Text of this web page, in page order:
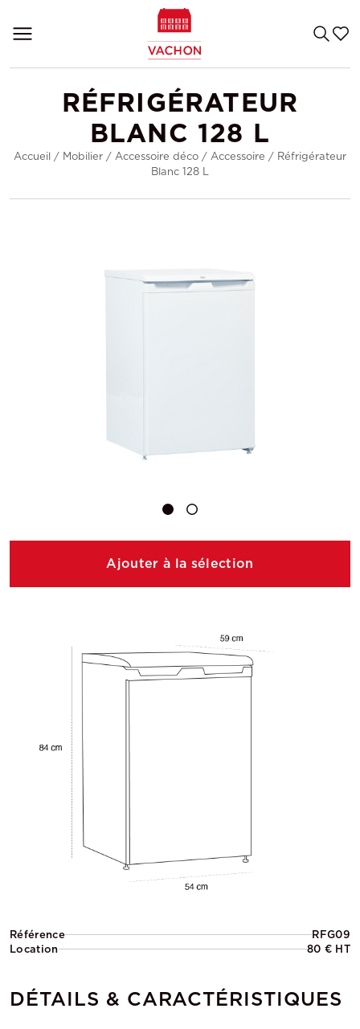
RÉFRIGÉRATEUR
BLANC 128 L
Accueil / Mobilier / Accessoire déco / Accessoire / Réfrigérateur
Blanc 128 L
Référence
RFG09
Location
80 € HT
DÉTAILS & CARACTÉRISTIQUES
Ajouter à la sélection